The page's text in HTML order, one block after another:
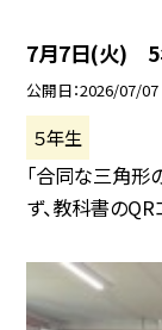
7月7日(火) 5
公開日 2026/07/07
５年生
「合同な三角形
ず、教科書の